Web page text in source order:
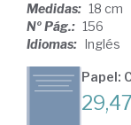
Medidas: 18 cm
Nº Pág.: 156
Idiomas: Inglés
Papel: